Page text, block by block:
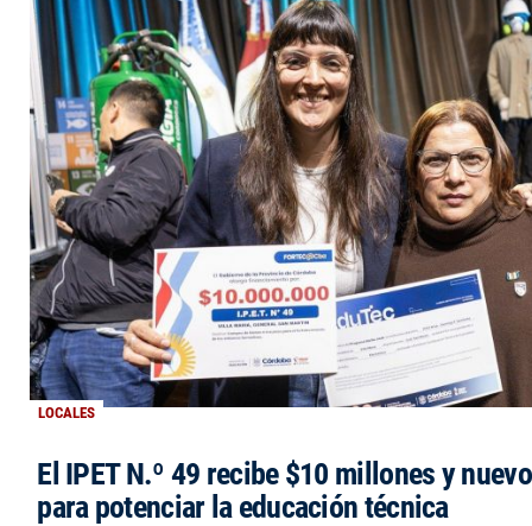
LOCALES
El IPET N.º 49 recibe $10 millones y
para potenciar la educación técnica